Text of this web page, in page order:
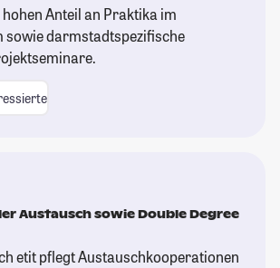
Anteil an Praktika im
sowie darmstadtspezifische
Austausch sowie Double Degree
etit pflegt Austauschkooperationen